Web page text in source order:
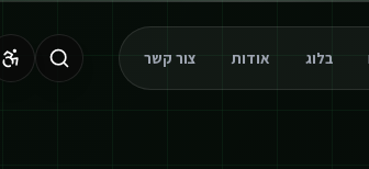
בלוג אודות צור קשר